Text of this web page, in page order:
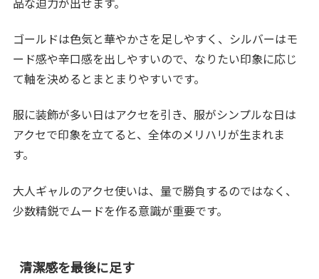
ゴールドは色気と華やかさを足しやすく、シルバーはモ
ード感や辛口感を出しやすいので、なりたい印象に応じ
て軸を決めるとまとまりやすいです。
服に装飾が多い日はアクセを引き、服がシンプルな日は
アクセで印象を立てると、全体のメリハリが生まれま
す。
大人ギャルのアクセ使いは、量で勝負するのではなく、
少数精鋭でムードを作る意識が重要です。
清潔感を最後に足す